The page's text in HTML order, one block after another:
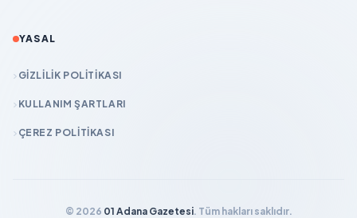
YASAL
GIZLILIK POLITIKASI
KULLANIM ŞARTLARI
ÇEREZ POLITIKASI
© 2026 01 Adana Gazetesi. Tüm hakları saklıdır.